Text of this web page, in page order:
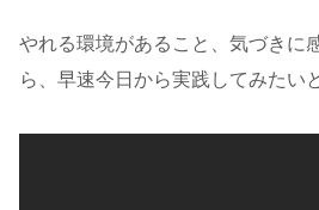
やれる環境があること、気づきに
ら、早速今日から実践してみたい